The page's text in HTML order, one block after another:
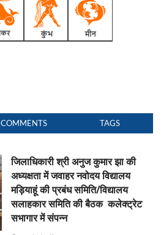
COMMENTS TAGS
जिलाधिकारी श्री अनुज कुमार झा की
अध्यक्षता में जवाहर नवोदय विद्यालय
मड़ियाहूं की प्रबंध समिति/विद्यालय
सलाहकार समिति की बैठक कलेक्ट्रेट
सभागार में संपन्न